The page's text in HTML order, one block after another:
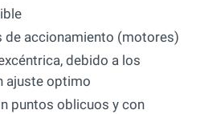
de accionamiento (motores)
debido a los
ajuste optimo
puntos oblicuos y con